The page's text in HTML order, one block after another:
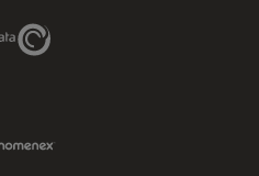
Genedata Link